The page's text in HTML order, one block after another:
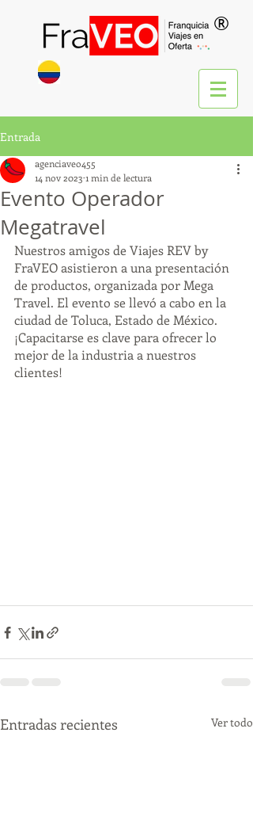
®
Entrada
Evento Operador
Megatravel
agenciaveo455
14 nov 2023 1 min de lectura
Nuestros amigos de Viajes REV by
FraVEO asistieron a una presentación
de productos, organizada por Mega
Travel. El evento se llevó a cabo en la
ciudad de Toluca, Estado de México.
¡Capacitarse es clave para ofrecer lo
mejor de la industria a nuestros
clientes!
Entradas recientes Ver todo